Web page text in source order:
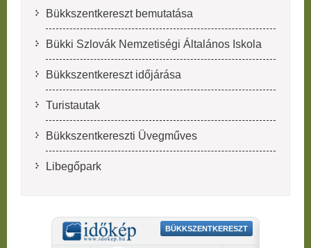
Bükkszentkereszt bemutatása
Bükki Szlovák Nemzetiségi Általános Iskola
Bükkszentkereszt időjárása
Turistautak
Bükkszentkereszti Üvegműves
Libegőpark